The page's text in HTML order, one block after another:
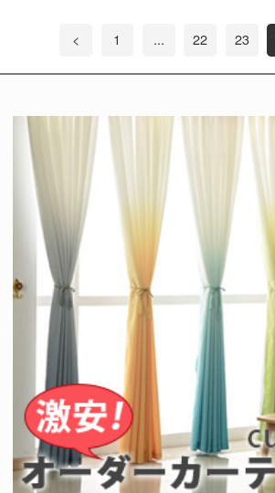
< 1 ... 22 23